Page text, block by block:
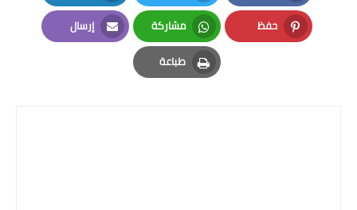
Facebook
Twitter
LinkedIn
حفظ
Pinterest
مشاركة
Whatsapp
إرسال
Email
طباعة
Print